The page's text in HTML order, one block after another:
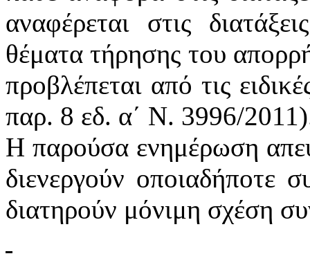
αναφέρεται στις
θέματα τήρησης του
προβλέπεται από τις
παρ. 8 εδ. α΄ Ν. 3996/
Η παρούσα ενημέρωση
διενεργούν
διατηρούν μόνιμη σχέση